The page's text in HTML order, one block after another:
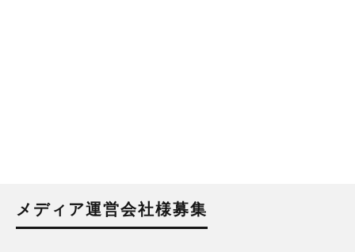
メディア運営会社様募集